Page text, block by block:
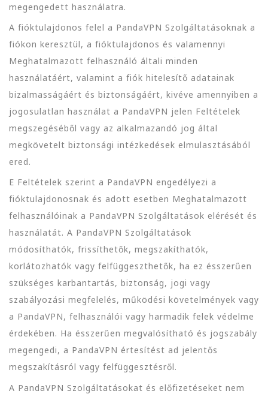
megengedett használatra.
A fióktulajdonos felel a PandaVPN Szolgáltatásoknak a
fiókon keresztül, a fióktulajdonos és valamennyi
Meghatalmazott felhasználó általi minden
használatáért, valamint a fiók hitelesítő adatainak
bizalmasságáért és biztonságáért, kivéve amennyiben a
jogosulatlan használat a PandaVPN jelen Feltételek
megszegéséből vagy az alkalmazandó jog által
megkövetelt biztonsági intézkedések elmulasztásából
ered.
E Feltételek szerint a PandaVPN engedélyezi a
fióktulajdonosnak és adott esetben Meghatalmazott
felhasználóinak a PandaVPN Szolgáltatások elérését és
használatát. A PandaVPN Szolgáltatások
módosíthatók, frissíthetők, megszakíthatók,
korlátozhatók vagy felfüggeszthetők, ha ez ésszerűen
szükséges karbantartás, biztonság, jogi vagy
szabályozási megfelelés, működési követelmények vagy
a PandaVPN, felhasználói vagy harmadik felek védelme
érdekében. Ha ésszerűen megvalósítható és jogszabály
megengedi, a PandaVPN értesítést ad jelentős
megszakításról vagy felfüggesztésről.
A PandaVPN Szolgáltatásokat és előfizetéseket nem